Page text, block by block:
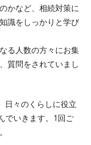
かなど、相続対策に
識をしっかりと学び
る人数の方々にお集
質問をされていまし
日々のくらしに役立
でいきます。1回ご